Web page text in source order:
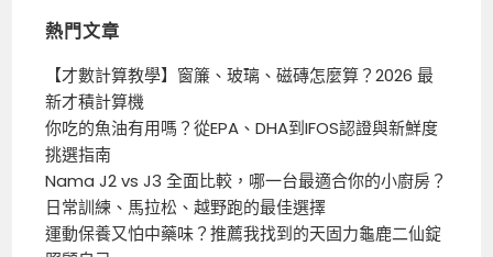
熱門文章
【才數計算教學】窗簾、玻璃、磁磚怎麼算？2026 最
新才積計算機
你吃的魚油有用嗎？從EPA、DHA到IFOS認證與新鮮度
挑選指南
Nama J2 vs J3 全面比較，哪一台最適合你的小廚房？
日常訓練、馬拉松、越野跑的最佳選擇
運動保養又怕中藥味？推薦我找到的天固力龜鹿二仙錠